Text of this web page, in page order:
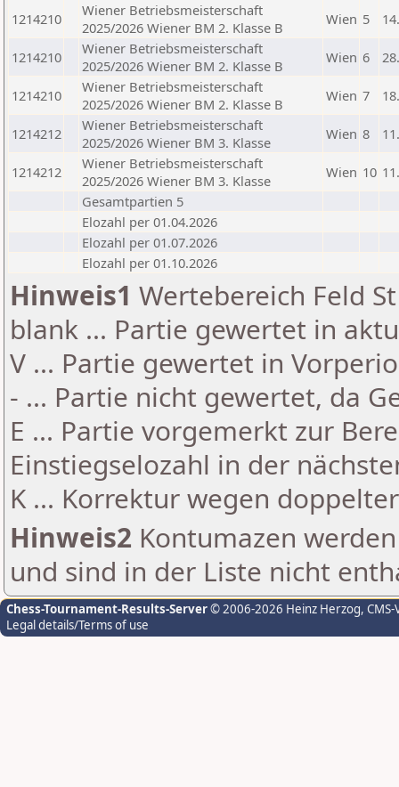
1214210
Wiener Betriebsmeisterschaft
2025/2026 Wiener BM 2. Klasse B
Wien 5
1214210
Wiener Betriebsmeisterschaft
2025/2026 Wiener BM 2. Klasse B
Wien 6
1214210
Wiener Betriebsmeisterschaft
2025/2026 Wiener BM 2. Klasse B
Wien 7
1214212
Wiener Betriebsmeisterschaft
2025/2026 Wiener BM 3. Klasse
Wien 8
1214212
Wiener Betriebsmeisterschaft
2025/2026 Wiener BM 3. Klasse
Wien 10
Gesamtpartien 5
Elozahl per 01.04.2026
Elozahl per 01.07.2026
Elozahl per 01.10.2026
Hinweis1 Wertebereich Feld
blank ... Partie gewertet in
V ... Partie gewertet in
- ... Partie nicht gewertet, da
E ... Partie vorgemerkt zur
Einstiegselozahl in der
K ... Korrektur wegen
Hinweis2 Kontumazen
und sind in der Liste nicht
Chess-Tournament-Results-Server© 2006-2026 Heinz Herzog,
Legal details/Terms of use